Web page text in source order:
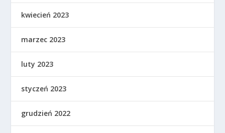
kwiecień 2023
marzec 2023
luty 2023
styczeń 2023
grudzień 2022